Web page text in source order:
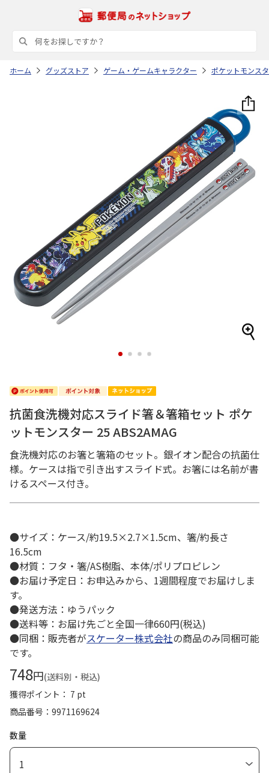
ホーム グッズストア ゲーム・ゲームキャラクター ポケットモンス
1 2 3 4
抗菌食洗機対応スライド箸＆箸箱セット ポケ
ットモンスター 25 ABS2AMAG
食洗機対応のお箸と箸箱のセット。銀イオン配合の抗菌仕
様。ケースは指で引き出すスライド式。お箸には名前が書
けるスペース付き。
●サイズ：ケース/約19.5×2.7×1.5cm、箸/約長さ
16.5cm
●材質：フタ・箸/AS樹脂、本体/ポリプロピレン
●お届け予定日：お申込みから、1週間程度でお届けしま
す。
●発送方法：ゆうパック
●送料等：お届け先ごと全国一律660円(税込)
●同梱：販売者がスケーター株式会社の商品のみ同梱可能
です。
748円(送料別・税込)
獲得ポイント： 7 pt
商品番号
9971169624
数量
1